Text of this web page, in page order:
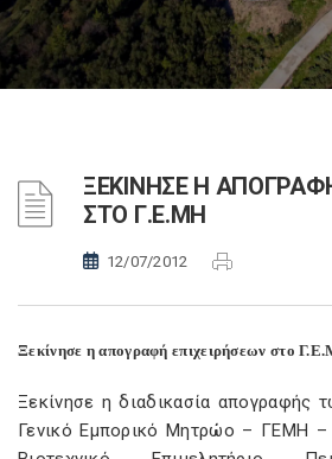
ΞΕΚΙΝΗΣΕ Η
ΣΤΟ Γ.Ε.ΜΗ
12/07/2012
Ξεκίνησε η απογραφή επιχειρήσεων στο
Ξεκίνησε η διαδικασία απογραφής
Γενικό Εμπορικό Μητρώο – ΓΕΜΗ